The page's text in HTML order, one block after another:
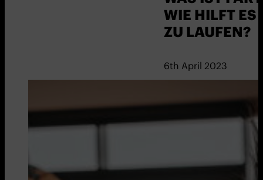
WIE HILFT ES
ZU LAUFEN?
6th April 2023